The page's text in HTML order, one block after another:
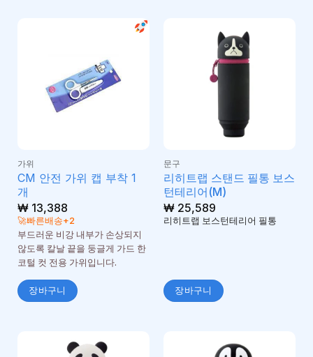
가위
CM 안전 가위 캡 부착 1
개
₩13,388
🚀빠른배송+2
부드러운 비강 내부가 손상되지
않도록 칼날 끝을 둥글게 가드 한
코털 컷 전용 가위입니다.
장바구니
문구
리히트랩 스탠드 필통 보스
턴테리어(M)
₩25,589
리히트랩 보스턴테리어 필통
장바구니